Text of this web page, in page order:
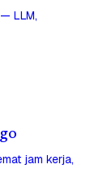
LLM,
jam kerja,